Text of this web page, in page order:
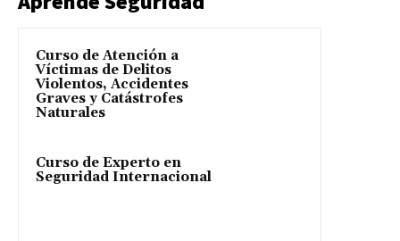
Curso de Atención a
Víctimas de Delitos
Violentos, Accidentes
Graves y Catástrofes
Naturales
Curso de Experto en
Seguridad Internacional